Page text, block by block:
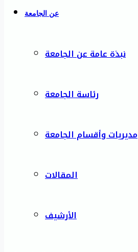
عن الجامعة
نبذة عامة عن الجامعة
رئاسة الجامعة
مديريات وأقسام الجامعة
المقالات
الأرشيف